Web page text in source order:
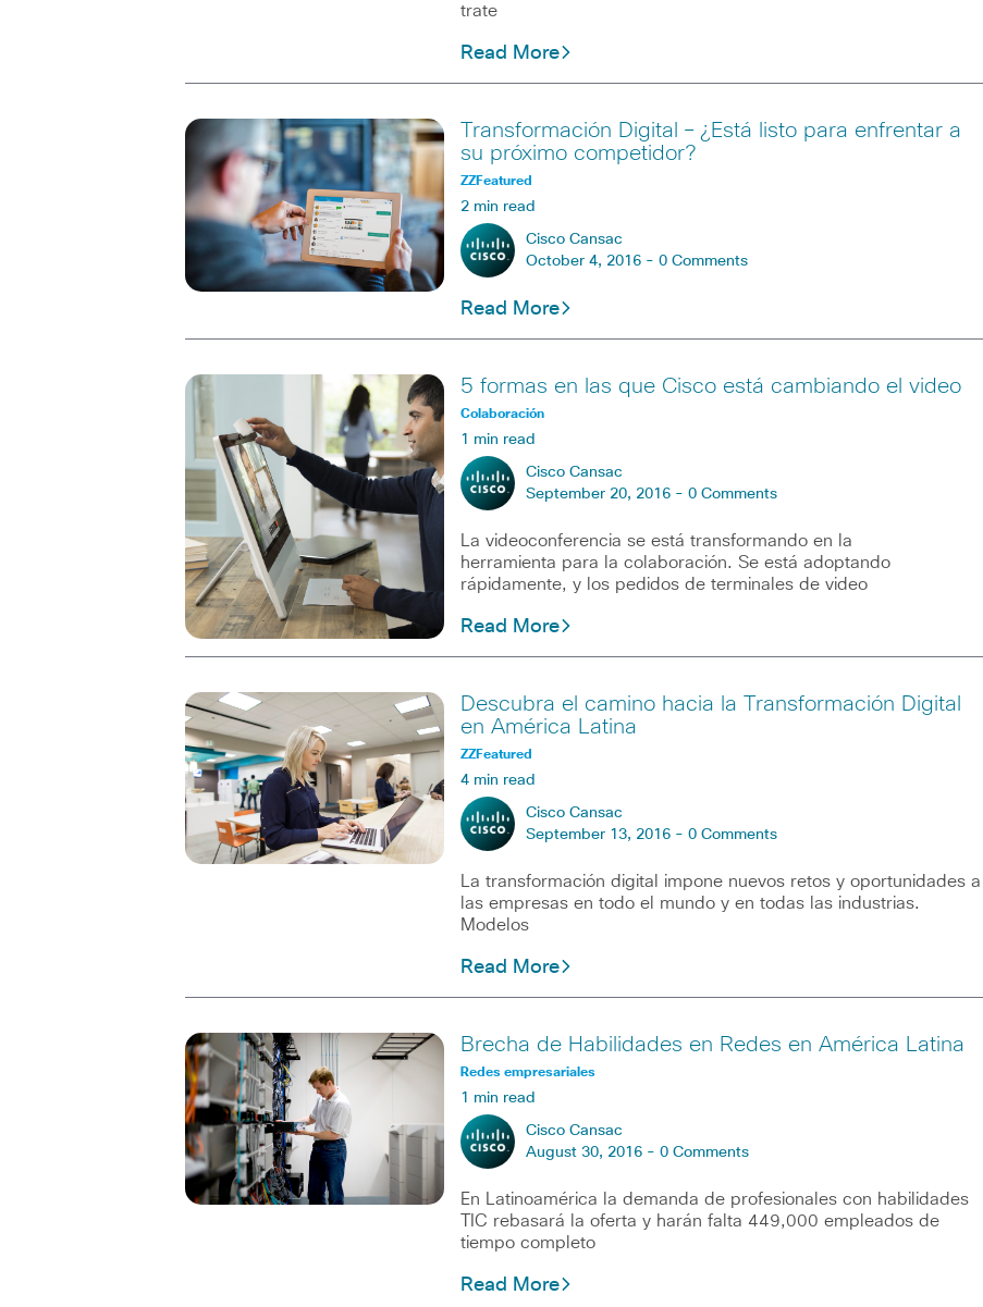
trate
Read More
Transformación Digital – ¿Está listo para enfrentar a
su próximo competidor?
ZZFeatured
2 min read
Cisco Cansac
October 4, 2016 - 0 Comments
Read More
5 formas en las que Cisco está cambiando el video
Colaboración
1 min read
Cisco Cansac
September 20, 2016 - 0 Comments
La videoconferencia se está transformando en la
herramienta para la colaboración. Se está adoptando
rápidamente, y los pedidos de terminales de video
Read More
Descubra el camino hacia la Transformación Digital
en América Latina
ZZFeatured
4 min read
Cisco Cansac
September 13, 2016 - 0 Comments
La transformación digital impone nuevos retos y oportunidades a
las empresas en todo el mundo y en todas las industrias.
Modelos
Read More
Brecha de Habilidades en Redes en América Latina
Redes empresariales
1 min read
Cisco Cansac
August 30, 2016 - 0 Comments
En Latinoamérica la demanda de profesionales con habilidades
TIC rebasará la oferta y harán falta 449,000 empleados de
tiempo completo
Read More